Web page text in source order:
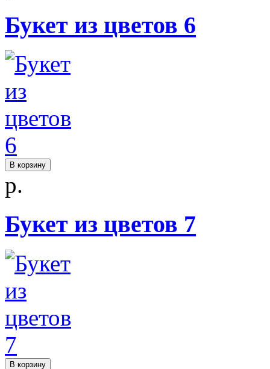
Букет из цветов 6
В корзину
р.
Букет из цветов 7
В корзину